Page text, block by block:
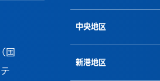
国
中央地区
新港地区